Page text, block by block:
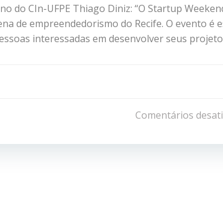
do CIn-UFPE Thiago Diniz: “O Startup
de empreendedorismo do Recife. O evento é
interessadas em desenvolver seus
de
Comentários